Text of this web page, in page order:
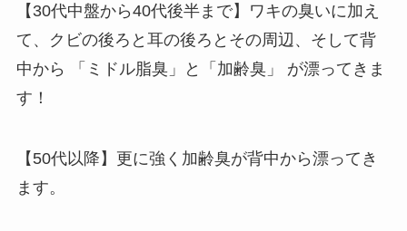
【30代中盤から40代後半まで】ワキの臭いに加え
て、クビの後ろと耳の後ろとその周辺、そして背
中から 「ミドル脂臭」と「加齢臭」 が漂ってきま
す！
【50代以降】更に強く加齢臭が背中から漂ってき
ます。